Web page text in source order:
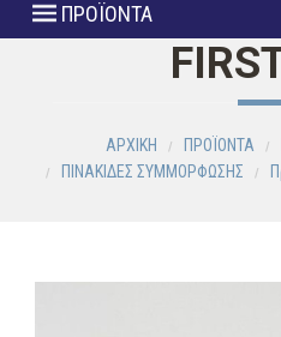
ΠΡΟΪΟΝΤΑ
ΑΡΧΙΚΗ ΠΡΟΪΟΝΤΑ
ΠΙΝΑΚΙΔΕΣ ΣΥΜΜΟΡΦΩΣΗΣ